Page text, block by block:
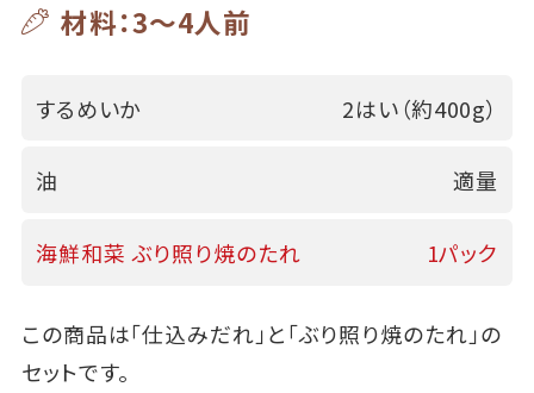
材料：3～4人前
するめいか 2はい（約400g）
油 適量
海鮮和菜 ぶり照り焼のたれ 1パック
この商品は「仕込みだれ」と「ぶり照り焼のたれ」の
セットです。